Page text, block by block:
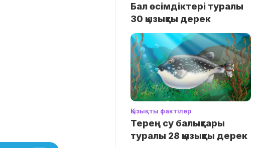
Бал өсімдіктері туралы
30 қызықты дерек
Қызықты фактілер
Терең су балықтары
туралы 28 қызықты дерек